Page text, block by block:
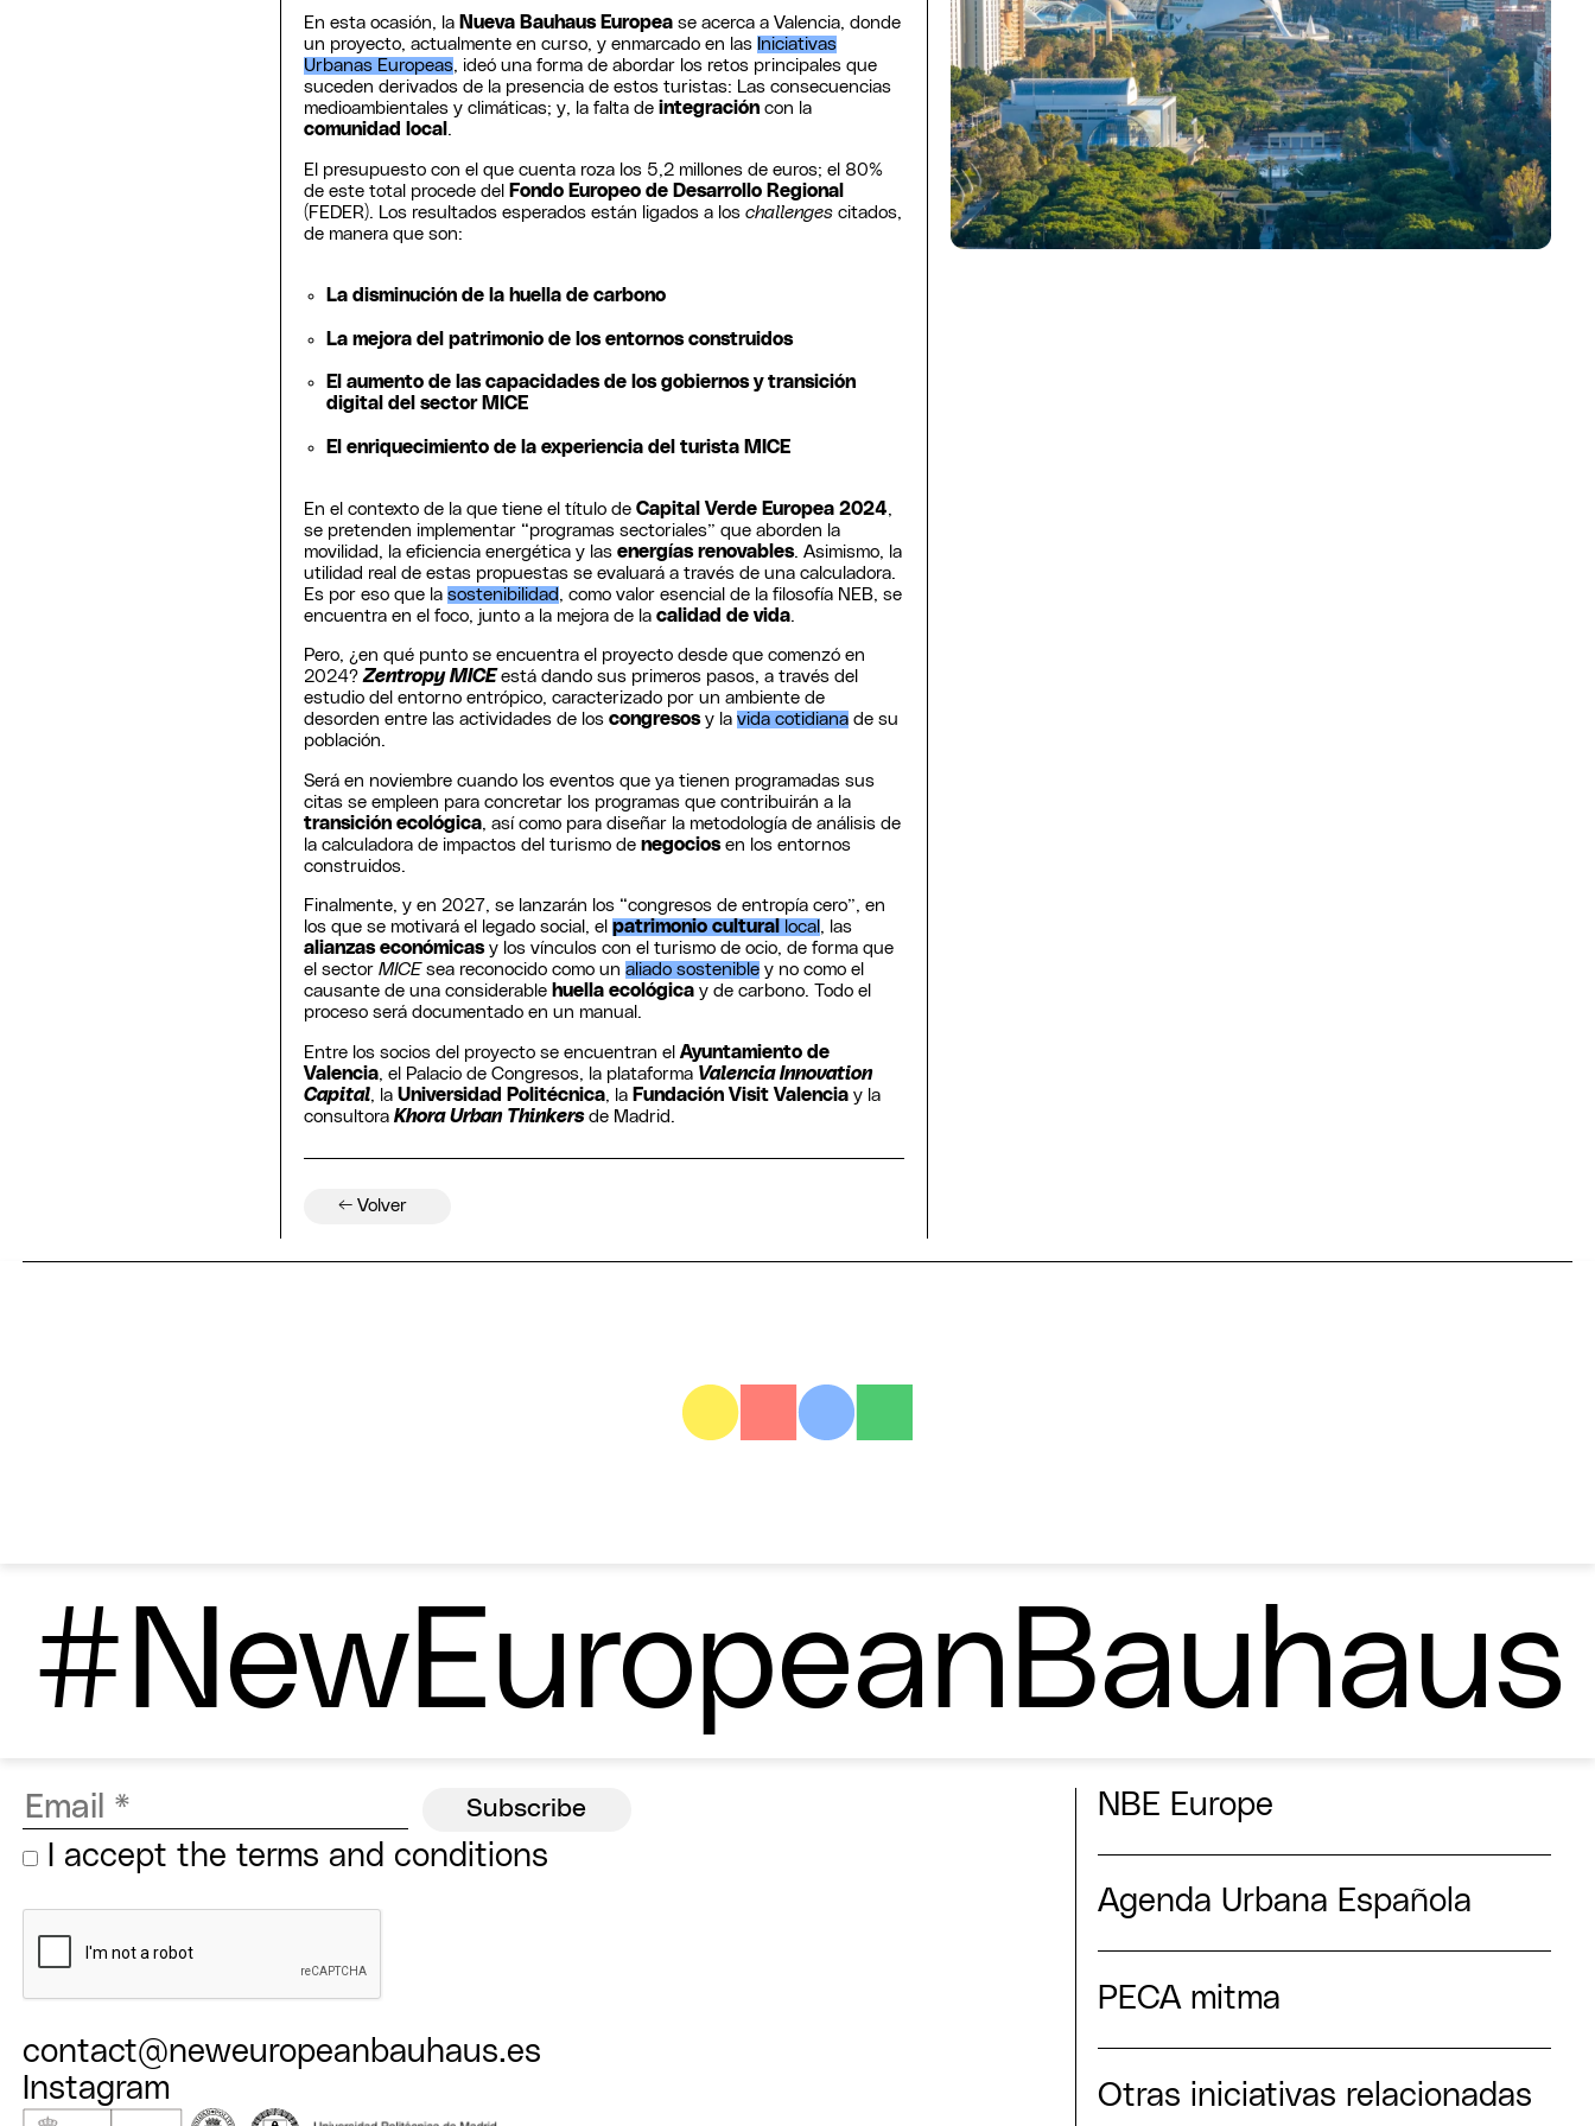
En esta ocasión, la Nueva Bauhaus Europea se acerca a Valencia, donde
un proyecto, actualmente en curso, y enmarcado en las Iniciativas
Urbanas Europeas, ideó una forma de abordar los retos principales que
suceden derivados de la presencia de estos turistas: Las consecuencias
medioambientales y climáticas; y, la falta deintegración con la
comunidad local .
El presupuesto con el que cuenta roza los 5,2 millones de euros; el 80%
de este total procede del
Fondo Europeo de Desarrollo Regional
(FEDER). Los resultados esperados están ligados a loschallengescitados,
de manera que son:
La disminución de la huella de carbono
La mejora del patrimonio de los entornos construidos
El aumento de las capacidades de los gobiernos y transición
digital del sector MICE
El enriquecimiento de la experiencia del turista MICE
En el contexto de la que tiene el título deCapital Verde Europea 2024,
se pretenden implementar “programas sectoriales” que aborden la
movilidad, la eficiencia energética y lasenergías renovables. Asimismo, la
utilidad real de estas propuestas se evaluará a través de una calculadora.
Es por eso que lasostenibilidad , como valor esencial de la filosofía NEB, se
encuentra en el foco, junto a la mejora de lacalidad de vida.
Pero, ¿en qué punto se encuentra el proyecto desde que comenzó en
2024?Zentropy MICE está dando sus primeros pasos, a través del
estudio del entorno entrópico, caracterizado por un ambiente de
desorden entre las actividades de loscongresosy lavida cotidiana de su
población.
Será en noviembre cuando los eventos que ya tienen programadas sus
citas se empleen para concretar los programas que contribuirán a la
transición ecológica, así como para diseñar la metodología de análisis de
la calculadora de impactos del turismo denegociosen los entornos
construidos.
Finalmente, y en 2027, se lanzarán los “congresos de entropía cero”, en
los que se motivará el legado social, elpatrimonio cultural local , las
alianzas económicasy los vínculos con el turismo de ocio, de forma que
el sectorMICE sea reconocido como unaliado sostenible y no como el
causante de una considerable huella ecológica y de carbono. Todo el
proceso será documentado en un manual.
Entre los socios del proyecto se encuentran elAyuntamiento de
Valencia, el Palacio de Congresos, la plataforma Valencia Innovation
Capital, laUniversidad Politécnica, la Fundación Visit Valencia y la
consultoraKhora Urban Thinkers de Madrid.
← Volver
#NewEuropeanBauhaus
I accept the terms and conditions
contact@neweuropeanbauhaus.es
Instagram
NBE Europe
Agenda Urbana Española
PECA mitma
Otras iniciativas relacionadas